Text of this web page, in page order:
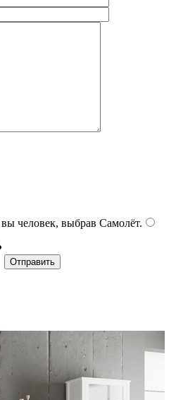
человек, выбрав Самолёт.